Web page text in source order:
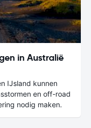
in Australië
IJsland kunnen
en off-road
nodig maken.